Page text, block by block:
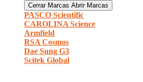
Cerrar Marcas Abrir Marcas
PASCO Scientific
CAROLINA Science
Armfield
RSA Cosmos
Dae Sung G3
Scitek Global